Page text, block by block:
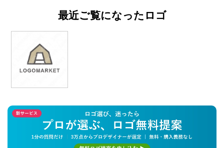
最近ご覧になったロゴ